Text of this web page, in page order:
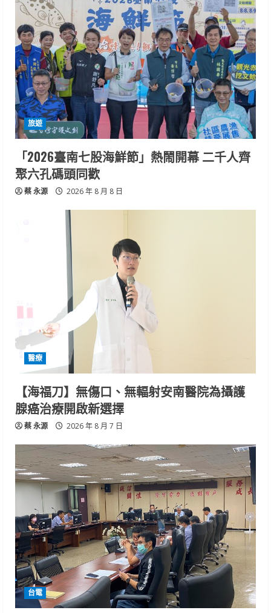
旅遊
「2026臺南七股海鮮節」熱鬧開幕 二千人齊
聚六孔碼頭同歡
蔡 永源 2026 年 8 月 8 日
醫療
【海福刀】無傷口、無輻射安南醫院為攝護
腺癌治療開啟新選擇
蔡 永源 2026 年 8 月 7 日
台電